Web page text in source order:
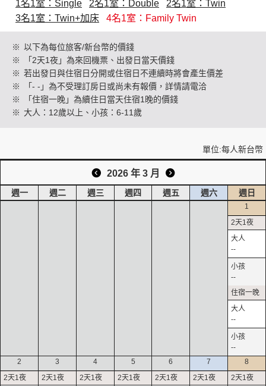
創造旅遊
1名1室：Single
2名1室：Double
2名1室：Twin
3名1室：Twin+加床
4名1室：Family Twin
※ 以下為每位旅客/新台幣的價錢
※
「2天1夜」為來回機票、出發日當天價錢
※ 若出發日與住宿日分開或住宿日不連續時將會產生價差
※
「- -」為不受理訂房日或尚未有報價，詳情請電洽
※
「住宿一晚」為續住日當天住宿1晚的價錢
※ 大人：12歲以上、小孩：6-11歲
單位:每人新台幣
2026 年 3 月
週一 週二 週三 週四 週五 週六 週日
1
--
--
--
--
2
3 4 5 6 7 8